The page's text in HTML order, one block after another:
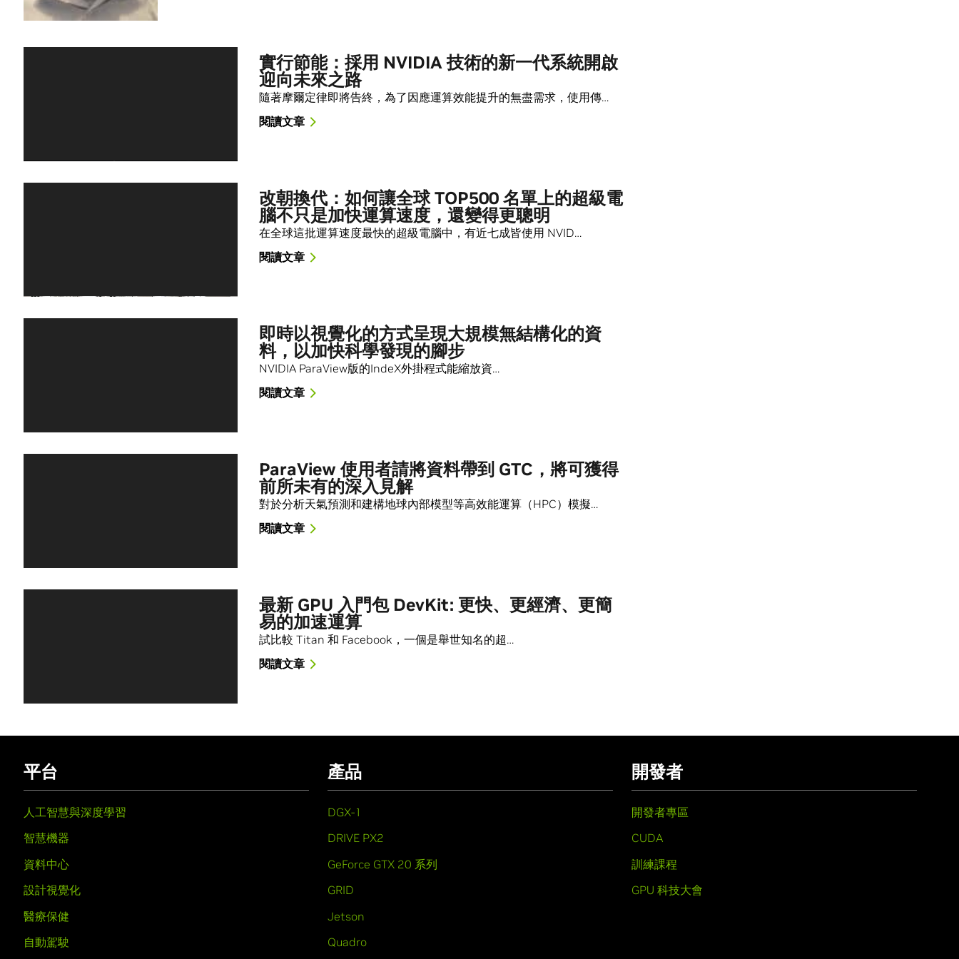
實行節能：採用 NVIDIA 技術的新一代系統開啟
迎向未來之路
隨著摩爾定律即將告終，為了因應運算效能提升的無盡需求，使用傳…
閱讀文章
改朝換代：如何讓全球 TOP500 名單上的超級電
腦不只是加快運算速度，還變得更聰明
在全球這批運算速度最快的超級電腦中，有近七成皆使用 NVID…
閱讀文章
即時以視覺化的方式呈現大規模無結構化的資
料，以加快科學發現的腳步
NVIDIA ParaView版的IndeX外掛程式能縮放資…
閱讀文章
ParaView 使用者請將資料帶到 GTC，將可獲得
前所未有的深入見解
對於分析天氣預測和建構地球內部模型等高效能運算（HPC）模擬…
閱讀文章
最新 GPU 入門包 DevKit: 更快、更經濟、更簡
易的加速運算
試比較 Titan 和 Facebook，一個是舉世知名的超…
閱讀文章
平台
人工智慧與深度學習
智慧機器
資料中心
設計視覺化
醫療保健
自動駕駛
產品
DGX-1
DRIVE PX2
GeForce GTX 20 系列
GRID
Jetson
Quadro
開發者
開發者專區
CUDA
訓練課程
GPU 科技大會